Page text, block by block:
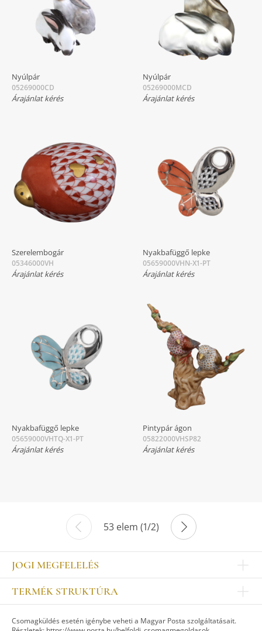
Nyúlpár
05269000CD
Árajánlat kérés
Nyúlpár
05269000MCD
Árajánlat kérés
Szerelembogár
05346000VH
Árajánlat kérés
Nyakbafüggő lepke
05659000VHN-X1-PT
Árajánlat kérés
Nyakbafüggő lepke
05659000VHTQ-X1-PT
Árajánlat kérés
Pintypár ágon
05822000VHSP82
Árajánlat kérés
53 elem (1/2)
JOGI MEGFELELÉS
Impresszum
Kapcsolat
Jogi nyilatkozat
TERMÉK STRUKTÚRA
ASZTALKULTÚRA
Csomagküldés esetén igénybe veheti a Magyar Posta szolgáltatásait.